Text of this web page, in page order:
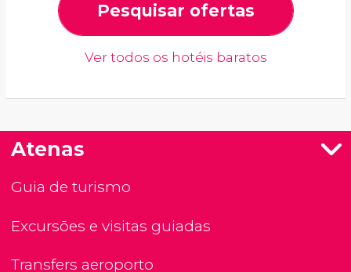
Pesquisar ofertas
Ver todos os hotéis baratos
Atenas
Guia de turismo
Excursões e visitas guiadas
Transfers aeroporto